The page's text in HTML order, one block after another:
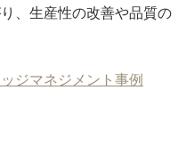
、生産性の改善や品質の
ジマネジメント事例